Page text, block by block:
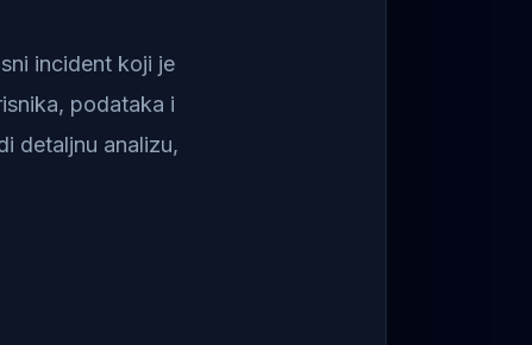
incident koji je
podataka i
detaljnu analizu,